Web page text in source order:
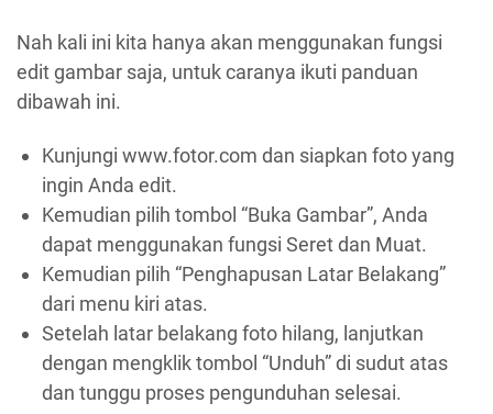
Nah kali ini kita hanya akan menggunakan fungsi
edit gambar saja, untuk caranya ikuti panduan
dibawah ini.
Kunjungi www.fotor.com dan siapkan foto yang
ingin Anda edit.
Kemudian pilih tombol “Buka Gambar”, Anda
dapat menggunakan fungsi Seret dan Muat.
Kemudian pilih “Penghapusan Latar Belakang”
dari menu kiri atas.
Setelah latar belakang foto hilang, lanjutkan
dengan mengklik tombol “Unduh” di sudut atas
dan tunggu proses pengunduhan selesai.